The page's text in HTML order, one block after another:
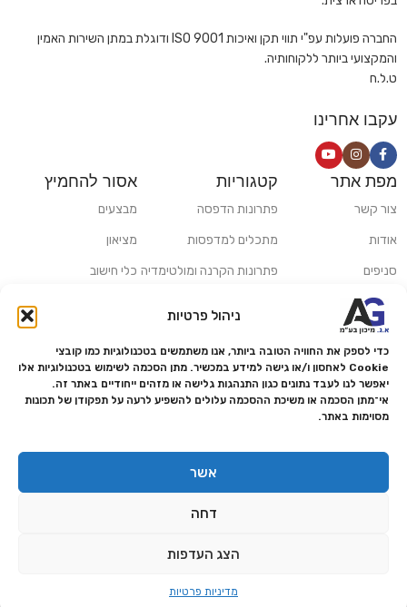
ניהול פרטיות
כדי לספק את החוויה הטובה ביותר, אנו משתמשים בטכנולוגיות כמו קובצי
Cookie לאחסון ו/או גישה למידע במכשיר. מתן הסכמה לשימוש בטכנולוגיות אלו
יאפשר לנו לעבד נתונים כגון התנהגות גלישה או מזהים ייחודיים באתר זה.
אי־מתן הסכמה או משיכת ההסכמה עלולים להשפיע לרעה על תפקודן של תכונות
מסוימות באתר.
אשר
דחה
הצג העדפות
מדיניות פרטיות
החברה פועלות עפ"י תווי תקן ואיכות ISO 9001 ודוגלת במתן השירות האמין
והמקצועי ביותר ללקוחותיה.
ט.ל.ח
עקבו אחרינו
מפת אתר
צור קשר
אודות
סניפים
משלוחים ואיסוף עצמי
מדריכים ומאמרים
מותגים
מעבדת תיקונים
הצהרת נגישות
מדיניות פרטיות
מדיניות החזרות והחזרים
קטגוריות
פתרונות הדפסה
מתכלים למדפסות
פתרונות הקרנה ומולטימדיה
פתרונות למגזר הרפואי
אסור להחמיץ
מבצעים
מציאון
כלי חישוב